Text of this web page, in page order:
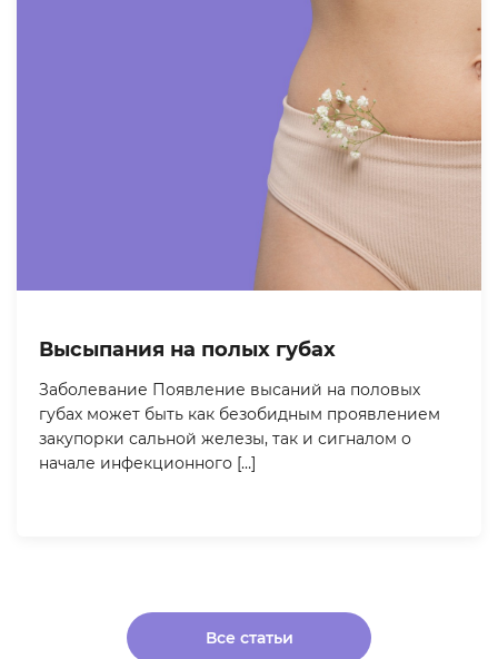
Высыпания на полых губах
Заболевание Появление высаний на половых
губах может быть как безобидным проявлением
закупорки сальной железы, так и сигналом о
начале инфекционного […]
Все статьи